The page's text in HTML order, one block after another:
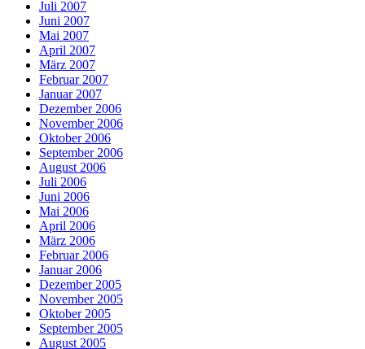
Juli 2007
Juni 2007
Mai 2007
April 2007
März 2007
Februar 2007
Januar 2007
Dezember 2006
November 2006
Oktober 2006
September 2006
August 2006
Juli 2006
Juni 2006
Mai 2006
April 2006
März 2006
Februar 2006
Januar 2006
Dezember 2005
November 2005
Oktober 2005
September 2005
August 2005